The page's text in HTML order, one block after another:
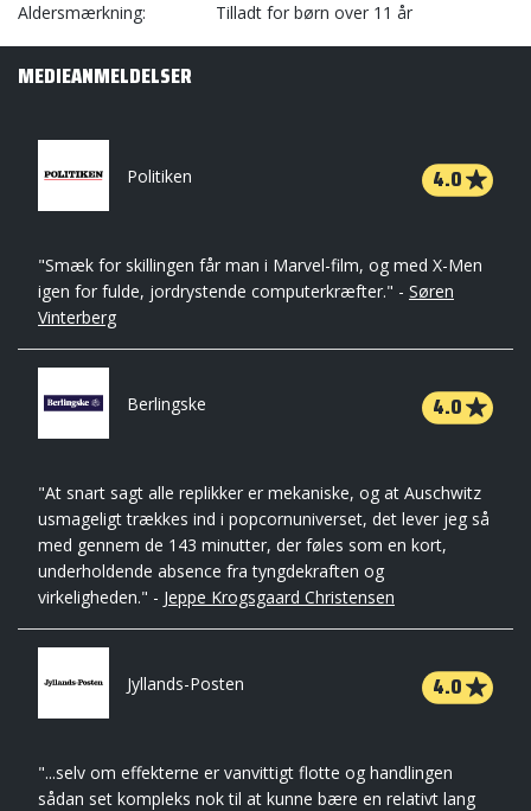
Aldersmærkning
Tilladt for børn over 11 år
MEDIEANMELDELSER
Politiken 4.0
"Smæk for skillingen får man i Marvel-film, og med X-Men
igen for fulde, jordrystende computerkræfter." - Søren
Vinterberg
Berlingske 4.0
"At snart sagt alle replikker er mekaniske, og at Auschwitz
usmageligt trækkes ind i popcornuniverset, det lever jeg så
med gennem de 143 minutter, der føles som en kort,
underholdende absence fra tyngdekraften og
virkeligheden." - Jeppe Krogsgaard Christensen
Jyllands-Posten 4.0
"...selv om effekterne er vanvittigt flotte og handlingen
sådan set kompleks nok til at kunne bære en relativt lang